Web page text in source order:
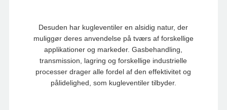
Desuden har kugleventiler en alsidig natur, der
muliggør deres anvendelse på tværs af forskellige
applikationer og markeder. Gasbehandling,
transmission, lagring og forskellige industrielle
processer drager alle fordel af den effektivitet og
pålidelighed, som kugleventiler tilbyder.